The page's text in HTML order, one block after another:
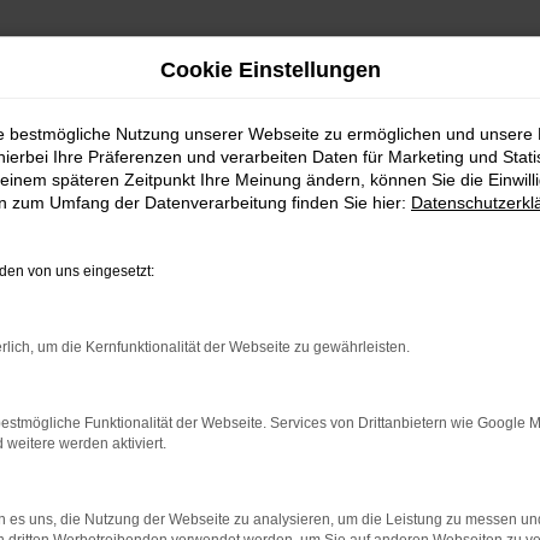
Autohaus
bei KTW Autohaus
SIE AUF ERSTKLASSIGKEIT
handelt es sich um eine gute Entscheidung. Dieses
ist natürlich von den fortschrittlichen und effizienten
und erweist sich als echtes Luxusmodell. Hier wird
existiert bereits seit 1971 und hat sich seitdem als
Cookie Einstellungen
bestmögliche Nutzung unserer Webseite zu ermöglichen und unsere
Ihre Präferenzen und verarbeiten Daten für Marketing und
späteren Zeitpunkt Ihre Meinung ändern, können Sie die
zum Umfang der Datenverarbeitung finden Sie hier:
von uns eingesetzt:
um die Kernfunktionalität der Webseite zu gewährleisten.
Funktionalität der Webseite. Services von Drittanbietern wie Google
weitere werden aktiviert.
es uns, die Nutzung der Webseite zu analysieren, um die Leistung zu messen